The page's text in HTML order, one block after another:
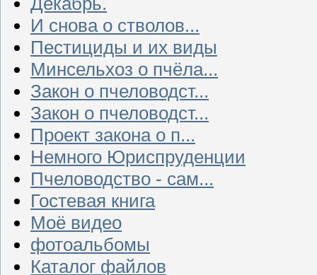
И снова о стволов...
Пестициды и их виды
Минсельхоз о пчёла...
Закон о пчеловодст...
Закон о пчеловодст...
Проект закона о п...
Немного Юриспруденции
Пчеловодство - сам...
Гостевая книга
Моё видео
фотоальбомы
Каталог файлов